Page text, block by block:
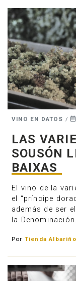
VINO EN DATOS /
LAS
SOUSÓN
BAIXAS
El vino de la
el “príncipe
además de ser
la
Por Tienda